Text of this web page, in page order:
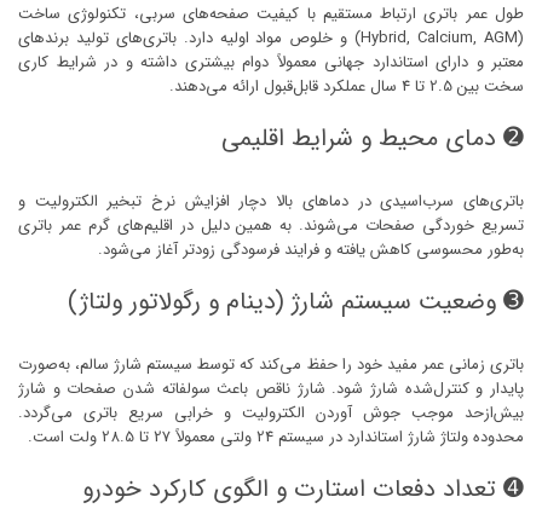
طول عمر باتری ارتباط مستقیم با کیفیت صفحه‌های سربی، تکنولوژی ساخت
(Hybrid, Calcium, AGM) و خلوص مواد اولیه دارد. باتری‌های تولید برندهای
معتبر و دارای استاندارد جهانی معمولاً دوام بیشتری داشته و در شرایط کاری
سخت بین 2.5 تا 4 سال عملکرد قابل‌قبول ارائه می‌دهند.
➋ دمای محیط و شرایط اقلیمی
باتری‌های سرب‌اسیدی در دماهای بالا دچار افزایش نرخ تبخیر الکترولیت و
تسریع خوردگی صفحات می‌شوند. به همین دلیل در اقلیم‌های گرم عمر باتری
به‌طور محسوسی کاهش یافته و فرایند فرسودگی زودتر آغاز می‌شود.
➌ وضعیت سیستم شارژ (دینام و رگولاتور ولتاژ)
باتری زمانی عمر مفید خود را حفظ می‌کند که توسط سیستم شارژ سالم، به‌صورت
پایدار و کنترل‌شده شارژ شود. شارژ ناقص باعث سولفاته شدن صفحات و شارژ
بیش‌ازحد موجب جوش آوردن الکترولیت و خرابی سریع باتری می‌گردد.
محدوده ولتاژ شارژ استاندارد در سیستم 24 ولتی معمولاً 27 تا 28.5 ولت است.
➍ تعداد دفعات استارت و الگوی کارکرد خودرو